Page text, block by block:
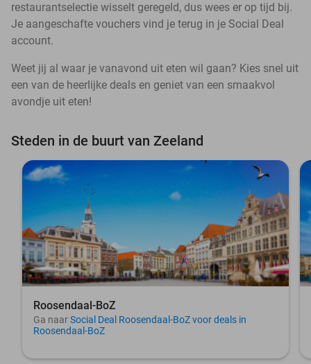
restaurantselectie wisselt geregeld, dus wees er op tijd bij.
Je aangeschafte vouchers vind je terug in je Social Deal
account.
Weet jij al waar je vanavond uit eten wil gaan? Kies snel uit
een van de heerlijke deals en geniet van een smaakvol
avondje uit eten!
Steden in de buurt van Zeeland
Roosendaal-BoZ
Ga naarSocial Deal Roosendaal-BoZ voor deals in
Roosendaal-BoZ